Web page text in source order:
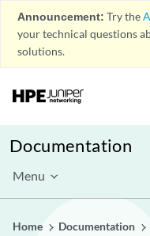
Announcement: Try the
your technical questions
solutions.
Documentation
Menu
Home Documentation